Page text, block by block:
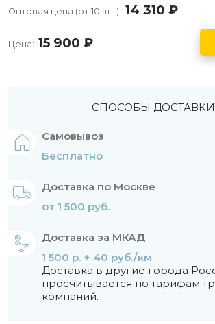
Оптовая цена (от 10 шт.): 14 310
Цена: 15 900
СПОСОБЫ ДОСТАВКИ
Самовывоз
Бесплатно
Доставка по Москве
от 1 500 руб.
Доставка за МКАД
1 500 р. + 40 руб./км
Доставка в другие города
просчитывается по тарифам
компаний.